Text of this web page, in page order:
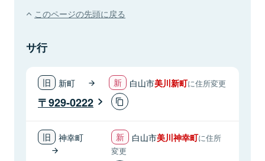
このページの先頭に戻る
サ行
新町 白山市美川新町に住所変更
929-0222
神幸町 白山市美川神幸町に住所
変更